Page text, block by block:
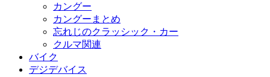
カングー
カングーまとめ
忘れじのクラッシック・カー
クルマ関連
バイク
デジデバイス